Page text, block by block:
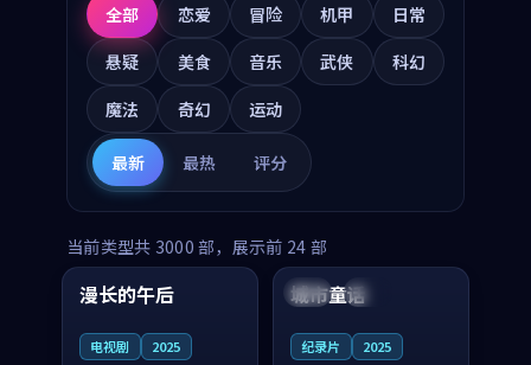
全部 恋爱 冒险 机甲
日常
悬疑
美食 音乐 武侠
科幻
魔法
奇幻 运动
最新 最热 评分
当前类型共 3000 部，展示前 24 部
中国 高分
99:16
漫长的午后
电视剧 2025
美国 院线
城市童话
纪录片 2025